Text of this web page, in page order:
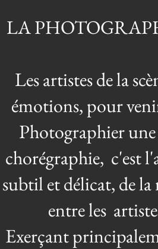
LA
Les artistes de la
émotions, pour
Photographier une
chorégraphie, c'est
subtil et délicat, de
entre les
Exerçant